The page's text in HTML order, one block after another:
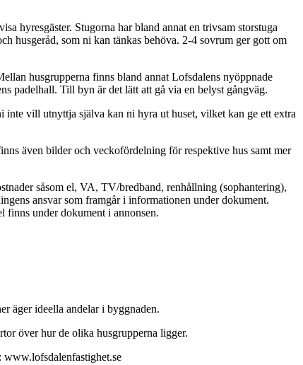
hyresgäster. Stugorna har bland annat en trivsam storstuga
husgeråd, som ni kan tänkas behöva. 2-4 sovrum ger gott om
husgrupperna finns bland annat Lofsdalens nyöppnade
padelhall. Till byn är det lätt att gå via en belyst gångväg.
inte vill utnyttja själva kan ni hyra ut huset, vilket kan ge ett extra
även bilder och veckofördelning för respektive hus samt mer
såsom el, VA, TV/bredband, renhållning (sophantering),
ansvar som framgår i informationen under dokument.
finns under dokument i annonsen.
äger ideella andelar i byggnaden.
över hur de olika husgrupperna ligger.
www.lofsdalenfastighet.se